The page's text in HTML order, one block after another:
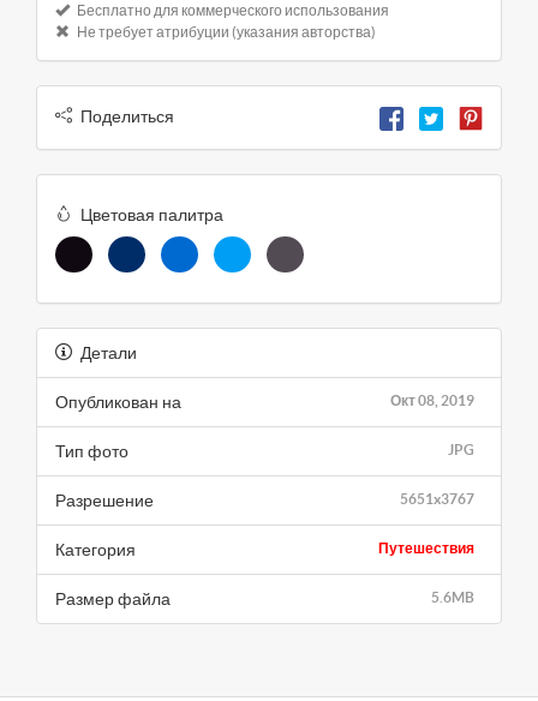
Бесплатно для коммерческого использования
Не требует атрибуции (указания авторства)
Поделиться
Цветовая палитра
Детали
Окт 08, 2019
Опубликован на
JPG
Тип фото
5651x3767
Разрешение
Путешествия
Категория
5.6MB
Размер файла